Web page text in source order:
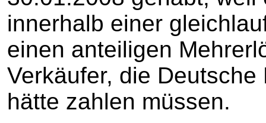
innerhalb einer
einen anteiligen
Verkäufer, die
hätte zahlen müssen.